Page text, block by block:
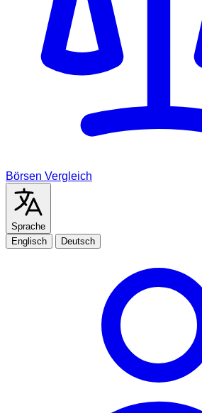
Börsen Vergleich
Sprache
Englisch
Deutsch